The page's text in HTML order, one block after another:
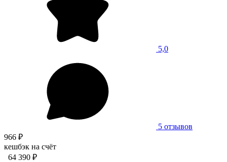
5,0
5 отзывов
966 ₽
кешбэк на счёт
64 390 ₽